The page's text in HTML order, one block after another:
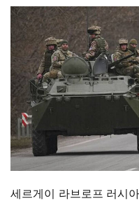
세르게이 라브로프 러시